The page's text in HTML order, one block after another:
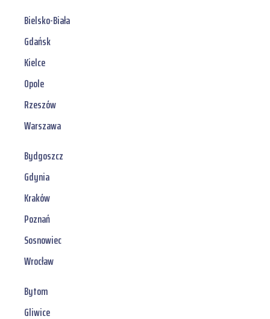
Bielsko-Biała
Gdańsk
Kielce
Opole
Rzeszów
Warszawa
Bydgoszcz
Gdynia
Kraków
Poznań
Sosnowiec
Wrocław
Bytom
Gliwice